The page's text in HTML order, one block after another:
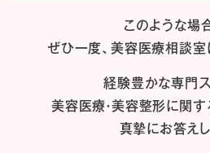
このような場
ぜひ一度、美容医療相談室
経験豊かな専門
美容医療・美容整形に関
真摯にお答えし